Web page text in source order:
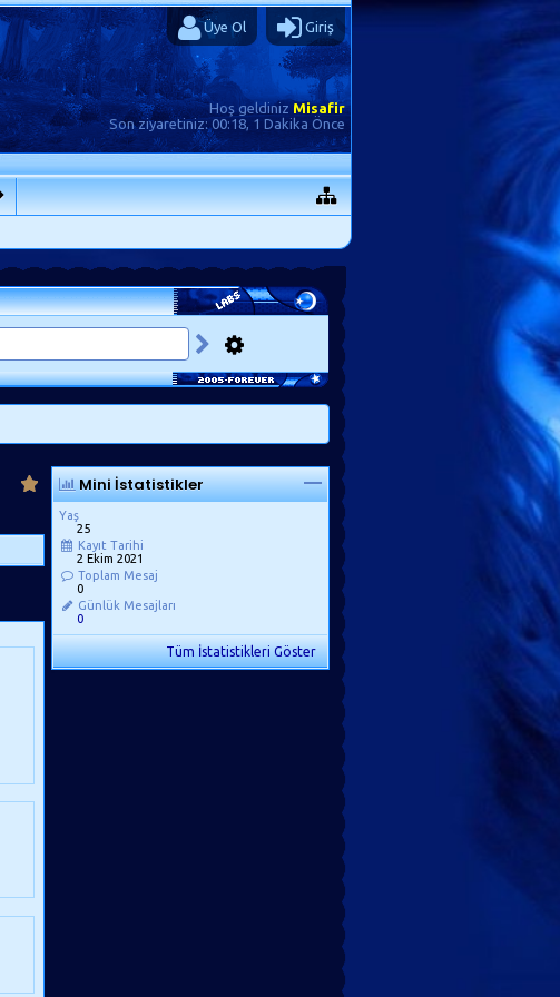
Üye Ol Giriş
Hoş geldiniz Misafir
Son ziyaretiniz:00:18, 1 Dakika Önce
Mini İstatistikler
Yaş
25
Kayıt Tarihi
2 Ekim 2021
Toplam Mesaj
0
Günlük Mesajları
0
Tüm İstatistikleri Göster